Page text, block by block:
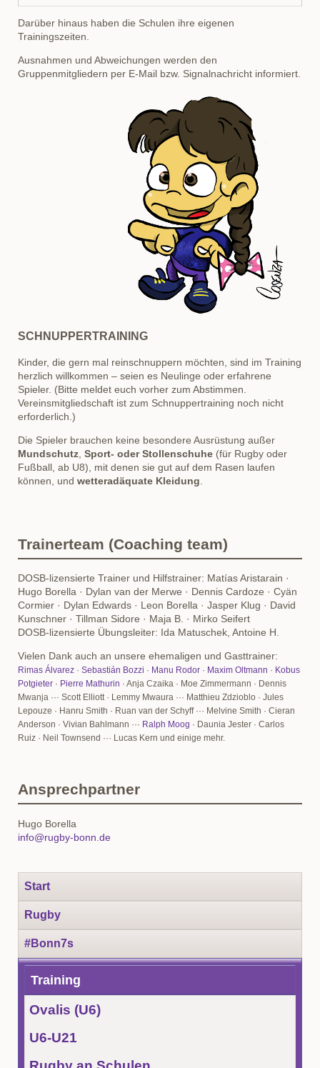
Darüber hinaus haben die Schulen ihre eigenen
Trainingszeiten.
Ausnahmen und Abweichungen werden den
Gruppenmitgliedern per E-Mail bzw. Signalnachricht informiert.
SCHNUPPERTRAINING
Kinder, die gern mal reinschnuppern möchten, sind im Training
herzlich willkommen – seien es Neulinge oder erfahrene
Spieler. (Bitte meldet euch vorher zum Abstimmen.
Vereinsmitgliedschaft ist zum Schnuppertraining noch nicht
erforderlich.)
Die Spieler brauchen keine besondere Ausrüstung außer
Mundschutz Sport- oder Stollenschuhe (für Rugby oder
Fußball, ab U8), mit denen sie gut auf dem Rasen laufen
können, und wetteradäquate Kleidung
Trainerteam (Coaching team)
DOSB-lizensierte Trainer und Hilfstrainer: Matías Aristarain ·
Hugo Borella · Dylan van der Merwe · Dennis Cardoze · Cyän
Cormier · Dylan Edwards · Leon Borella · Jasper Klug · David
Kunschner · Tillman Sidore · Maja B. · Mirko Seifert
DOSB-lizensierte Übungsleiter: Ida Matuschek, Antoine H.
Vielen Dank auch an unsere ehemaligen und Gasttrainer:
Rimas Álvarez · Sebastián Bozzi · Manu Rodor · Maxim Oltmann · Kobus
Potgieter · Pierre Mathurin · Anja Czaika · Moe Zimmermann · Dennis
Mwanja ··· Scott Elliott · Lemmy Mwaura ··· Matthieu Zdzioblo · Jules
Lepouze · Hanru Smith · Ruan van der Schyff ··· Melvine Smith · Cieran
Anderson · Vivian Bahlmann ··· Ralph Moog · Daunia Jester · Carlos
Ruiz · Neil Townsend ··· Lucas Kern und einige mehr.
Ansprechpartner
Hugo Borella
info@rugby-bonn.de
überspringen
Start
Rugby
#Bonn7s
Training
Ovalis (U6)
U6-U21
Rugby an Schulen